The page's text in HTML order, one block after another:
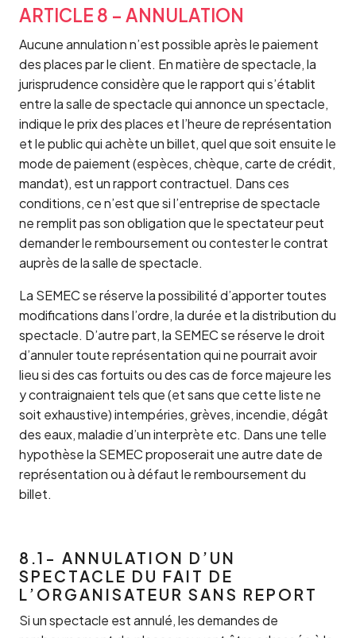
ARTICLE 8 – ANNULATION
Aucune annulation n’est possible après le paiement
des places par le client. En matière de spectacle, la
jurisprudence considère que le rapport qui s’établit
entre la salle de spectacle qui annonce un spectacle,
indique le prix des places et l’heure de représentation
et le public qui achète un billet, quel que soit ensuite le
mode de paiement (espèces, chèque, carte de crédit,
mandat), est un rapport contractuel. Dans ces
conditions, ce n’est que si l’entreprise de spectacle
ne remplit pas son obligation que le spectateur peut
demander le remboursement ou contester le contrat
auprès de la salle de spectacle.
La SEMEC se réserve la possibilité d’apporter toutes
modifications dans l’ordre, la durée et la distribution du
spectacle. D’autre part, la SEMEC se réserve le droit
d’annuler toute représentation qui ne pourrait avoir
lieu si des cas fortuits ou des cas de force majeure les
y contraignaient tels que (et sans que cette liste ne
soit exhaustive) intempéries, grèves, incendie, dégât
des eaux, maladie d’un interprète etc. Dans une telle
hypothèse la SEMEC proposerait une autre date de
représentation ou à défaut le remboursement du
billet.
8.1- ANNULATION D’UN
SPECTACLE DU FAIT DE
L’ORGANISATEUR SANS REPORT
Si un spectacle est annulé, les demandes de